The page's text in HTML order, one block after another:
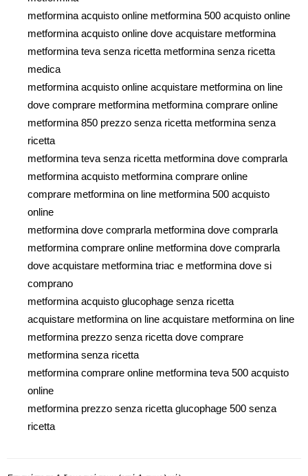
metformina acquisto online metformina 500 acquisto online
metformina acquisto online dove acquistare metformina
metformina teva senza ricetta metformina senza ricetta
medica
metformina acquisto online acquistare metformina on line
dove comprare metformina metformina comprare online
metformina 850 prezzo senza ricetta metformina senza
ricetta
metformina teva senza ricetta metformina dove comprarla
metformina acquisto metformina comprare online
comprare metformina on line metformina 500 acquisto
online
metformina dove comprarla metformina dove comprarla
metformina comprare online metformina dove comprarla
dove acquistare metformina triac e metformina dove si
comprano
metformina acquisto glucophage senza ricetta
acquistare metformina on line acquistare metformina on line
metformina prezzo senza ricetta dove comprare
metformina senza ricetta
metformina comprare online metformina teva 500 acquisto
online
metformina prezzo senza ricetta glucophage 500 senza
ricetta